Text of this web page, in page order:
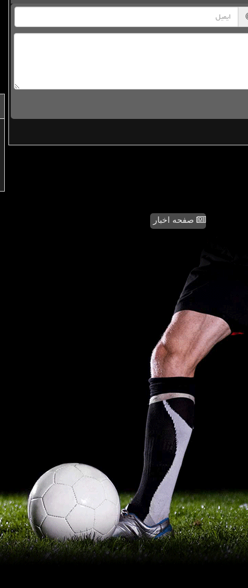
صفحه اخبار